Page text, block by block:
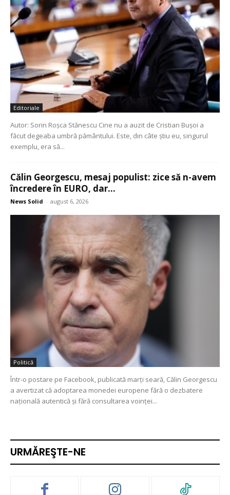
Editoriale
Autor: Sorin Roșca Stănescu Cine nu a auzit de Cristian Bușoi a
făcut degeaba umbră pământului. Este, din câte știu eu, singurul
exemplu, era să...
Călin Georgescu, mesaj populist: zice să n-avem
încredere în EURO, dar...
News Solid - august 6, 2026
Politică
Într-o postare pe Facebook, publicată marți seară, Călin Georgescu
a avertizat că adoptarea monedei europene fără o dezbatere
națională autentică și fără consultarea voinței...
URMĂREŞTE-NE